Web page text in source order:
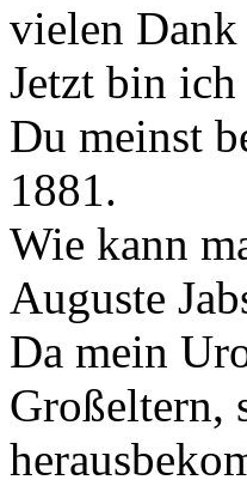
vielen
Jetzt bin
Du meinst
1881.
Wie kann
Auguste
Da mein
Großeltern,